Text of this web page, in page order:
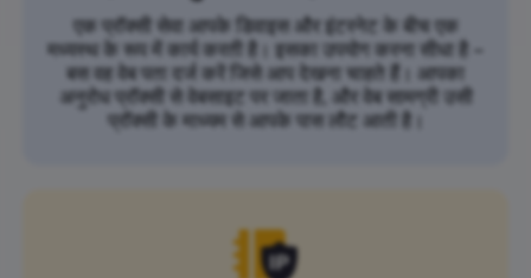
एक प्रॉक्सी सेवा आपके डिवाइस और इंटरनेट के बीच एक
मध्यस्थ के रूप में कार्य करती है। इसका उपयोग करना सीधा है –
बस वह वेब पता दर्ज करें जिसे आप देखना चाहते हैं। आपका
अनुरोध प्रॉक्सी से वेबसाइट पर जाता है, और वेब सामग्री उसी
प्रॉक्सी के माध्यम से आपके पास लौट आती है।